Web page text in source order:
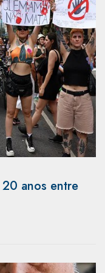
anos entre